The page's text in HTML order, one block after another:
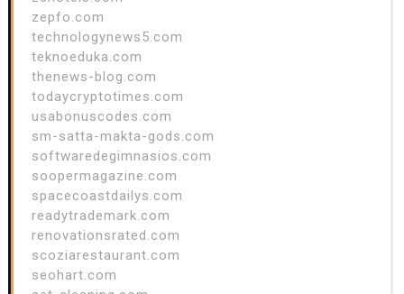
zepfo.com
technologynews5.com
teknoeduka.com
thenews-blog.com
todaycryptotimes.com
usabonuscodes.com
sm-satta-makta-gods.com
softwaredegimnasios.com
soopermagazine.com
spacecoastdailys.com
readytrademark.com
renovationsrated.com
scoziarestaurant.com
seohart.com